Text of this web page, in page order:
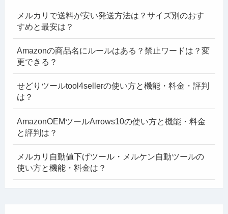
メルカリで送料が安い発送方法は？サイズ別のおす
すめと最安は？
Amazonの商品名にルールはある？禁止ワードは？変
更できる？
せどりツールtool4sellerの使い方と機能・料金・評判
は？
AmazonOEMツールArrows10の使い方と機能・料金
と評判は？
メルカリ自動値下げツール・メルケン自動ツールの
使い方と機能・料金は？